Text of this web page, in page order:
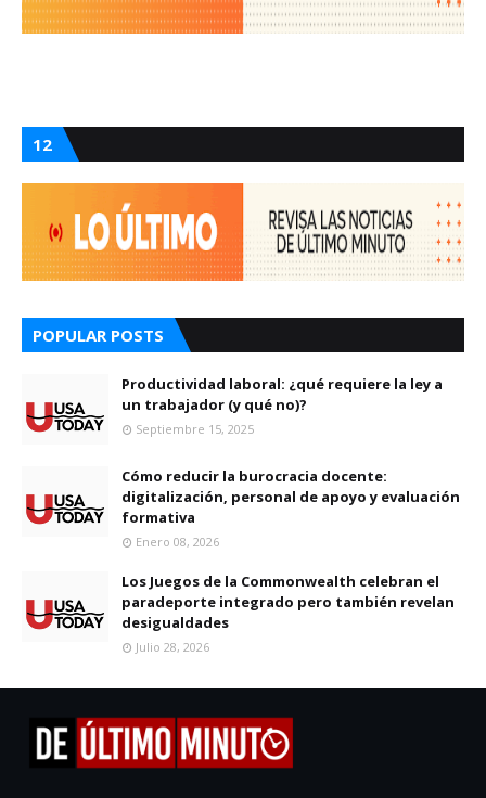
12
POPULAR POSTS
Productividad laboral: ¿qué requiere la ley a
un trabajador (y qué no)?
Septiembre 15, 2025
Cómo reducir la burocracia docente:
digitalización, personal de apoyo y evaluación
formativa
Enero 08, 2026
Los Juegos de la Commonwealth celebran el
paradeporte integrado pero también revelan
desigualdades
Julio 28, 2026